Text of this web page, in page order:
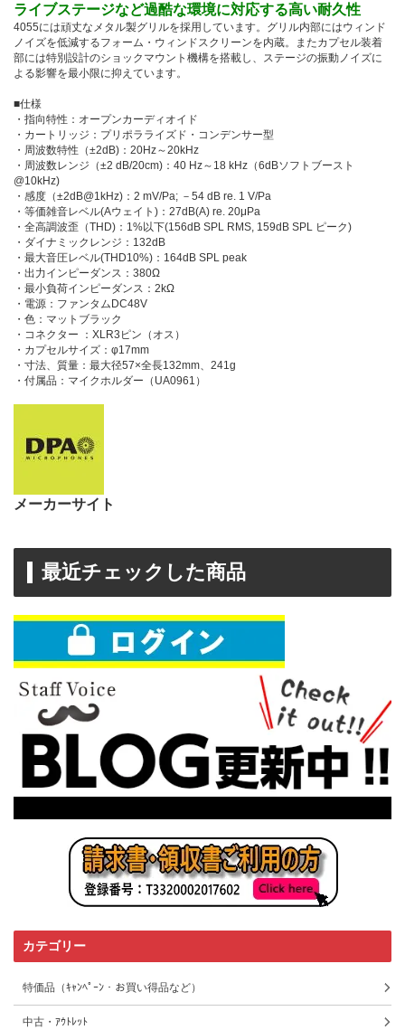
ライブステージなど過酷な環境に対応する高い耐久性
4055には頑丈なメタル製グリルを採用しています。グリル内部にはウィンド
ノイズを低減するフォーム・ウィンドスクリーンを内蔵。またカプセル装着
部には特別設計のショックマウント機構を搭載し、ステージの振動ノイズに
よる影響を最小限に抑えています。
■仕様
・指向特性：オープンカーディオイド
・カートリッジ：プリポラライズド・コンデンサー型
・周波数特性（±2dB)：20Hz～20kHz
・周波数レンジ（±2 dB/20cm)：40 Hz～18 kHz（6dBソフトブースト
@10kHz)
・感度（±2dB@1kHz)：2 mV/Pa; －54 dB re. 1 V/Pa
・等価雑音レベル(Aウェイト)：27dB(A) re. 20μPa
・全高調波歪（THD)：1%以下(156dB SPL RMS, 159dB SPL ピーク)
・ダイナミックレンジ：132dB
・最大音圧レベル(THD10%)：164dB SPL peak
・出力インピーダンス：380Ω
・最小負荷インピーダンス：2kΩ
・電源：ファンタムDC48V
・色：マットブラック
・コネクター ：XLR3ピン（オス）
・カプセルサイズ：φ17mm
・寸法、質量：最大径57×全長132mm、241g
・付属品：マイクホルダー（UA0961）
メーカーサイト
最近チェックした商品
カテゴリー
特価品（ｷｬﾝﾍﾟｰﾝ・お買い得品など）
中古・ｱｳﾄﾚｯﾄ